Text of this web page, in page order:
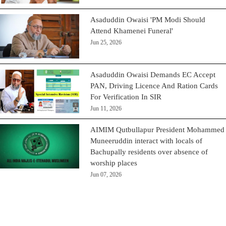
Asaduddin Owaisi 'PM Modi Should
Attend Khamenei Funeral'
Jun 25, 2026
Asaduddin Owaisi Demands EC Accept
PAN, Driving Licence And Ration Cards
For Verification In SIR
Jun 11, 2026
AIMIM Qutbullapur President Mohammed
Muneeruddin interact with locals of
Bachupally residents over absence of
worship places
Jun 07, 2026